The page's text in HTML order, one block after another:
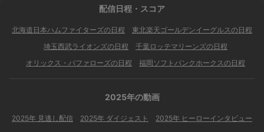
配信日程・スコア
北海道日本ハムファイターズの日程
東北楽天ゴールデンイーグルスの日程
埼玉西武ライオンズの日程
千葉ロッテマリーンズの日程
オリックス・バファローズの日程
福岡ソフトバンクホークスの日程
2025年の動画
2025年 見逃し配信 2025年 ダイジェスト 2025年 ヒーローインタビュー